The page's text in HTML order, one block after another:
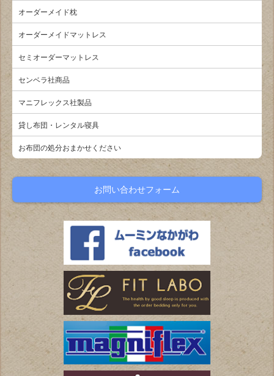
オーダーメイド枕
オーダーメイドマットレス
セミオーダーマットレス
センベラ社商品
マニフレックス社製品
貸し布団・レンタル寝具
お布団の処分おまかせください
お問い合わせフォーム